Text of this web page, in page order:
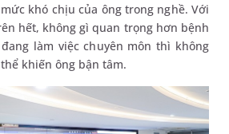
khó chịu của ông trong nghề. Với
hết, không gì quan trọng hơn bệnh
làm việc chuyên môn thì không
khiến ông bận tâm.